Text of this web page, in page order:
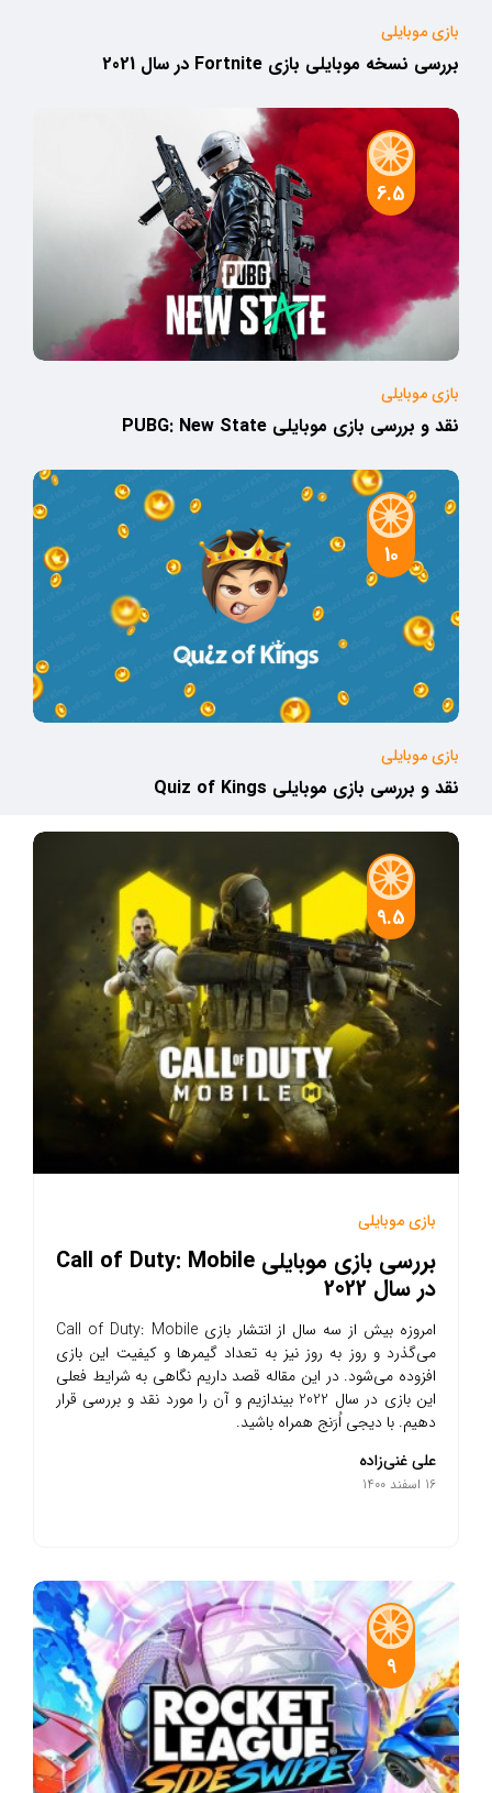
بازی موبایلی
بررسی نسخه موبایلی بازی Fortnite در سال 2021
6.5
بازی موبایلی
نقد و بررسی بازی موبایلی PUBG: New State
10
بازی موبایلی
نقد و بررسی بازی موبایلی Quiz of Kings
9.5
بازی موبایلی
بررسی بازی موبایلی Call of Duty: Mobile
در سال 2022
امروزه بیش از سه سال از انتشار بازی Call of Duty: Mobile
می‌گذرد و روز به روز نیز به تعداد گیمرها و کیفیت این بازی
افزوده می‌شود. در این مقاله قصد داریم نگاهی به شرایط فعلی
این بازی در سال 2022 بیندازیم و آن را مورد نقد و بررسی قرار
دهیم. با دیجی اُرَنج همراه باشید.
علی غنی‌زاده
16 اسفند 1400
9